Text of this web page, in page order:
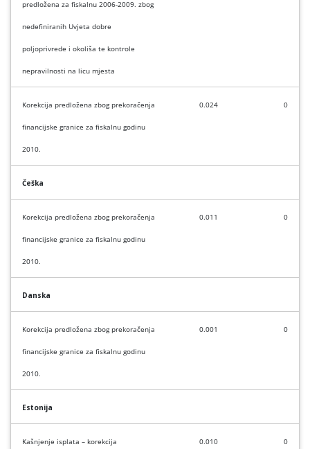
predložena za fiskalnu 2006-2009. zbog
nedefiniranih Uvjeta dobre
poljoprivrede i okoliša te kontrole
nepravilnosti na licu mjesta
Korekcija predložena zbog prekoračenja
financijske granice za fiskalnu godinu
2010.
0.024 0
Češka
Korekcija predložena zbog prekoračenja
financijske granice za fiskalnu godinu
2010.
0.011 0
Danska
Korekcija predložena zbog prekoračenja
financijske granice za fiskalnu godinu
2010.
0.001 0
Estonija
Kašnjenje isplata – korekcija 0.010 0